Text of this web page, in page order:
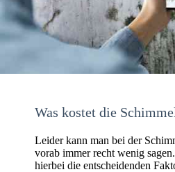
Was kostet die
Leider kann man bei der
vorab immer recht wenig
hierbei die entscheidenden